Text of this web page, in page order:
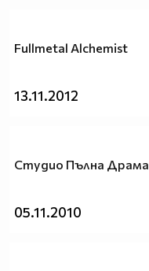
Fullmetal Alchemist
13.11.2012
Студио Пълна Драма
05.11.2010